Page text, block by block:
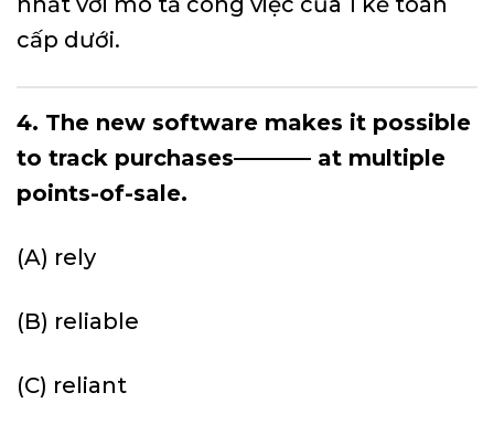
cấp dưới.
4. The new software makes it possible
to track purchases———– at multiple
points-of-sale.
(A) rely
(B) reliable
(C) reliant